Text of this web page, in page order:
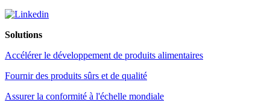
Solutions
Accélérer le développement de produits alimentaires
Fournir des produits sûrs et de qualité
Assurer la conformité à l'échelle mondiale